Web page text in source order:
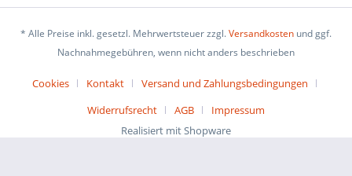
* Alle Preise inkl. gesetzl. Mehrwertsteuer zzgl.Versandkosten und ggf.
Nachnahmegebühren, wenn nicht anders beschrieben
Cookies Kontakt
Versand und Zahlungsbedingungen
Widerrufsrecht
AGB
Impressum
Realisiert mit Shopware